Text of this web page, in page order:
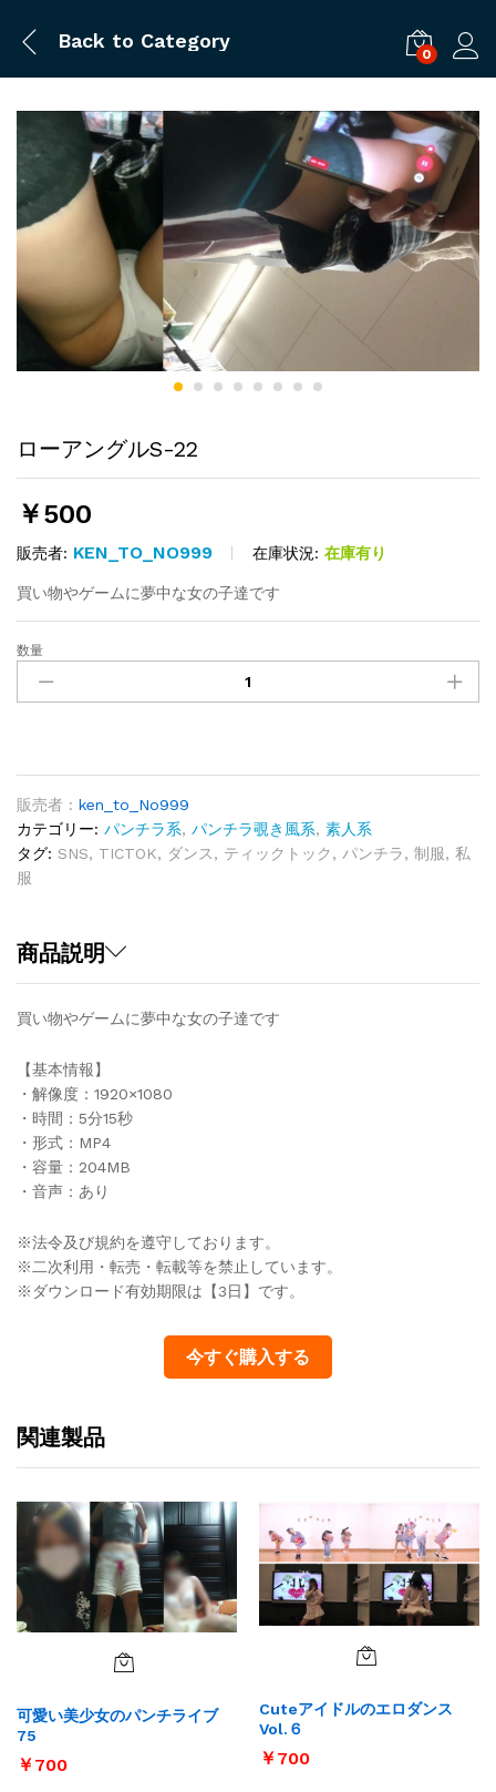
Back to Category
0
ローアングルS-22
￥500
販売者: KEN_TO_NO999 在庫状況: 在庫有り
買い物やゲームに夢中な女の子達です
ロ
ア
ル
S-
22
quantity
数量
販売者 : ken_to_No999
カテゴリー: パンチラ系, パンチラ覗き風系, 素人系
タグ: SNS, TICTOK, ダンス, ティックトック, パンチラ, 制服, 私
服
商品説明
買い物やゲームに夢中な女の子達です
【基本情報】
・解像度：1920×1080
・時間：5分15秒
・形式：MP4
・容量：204MB
・音声：あり
※法令及び規約を遵守しております。
※二次利用・転売・転載等を禁止しています。
※ダウンロード有効期限は【3日】です。
今すぐ購入する
関連製品
可愛い美少女のパンチライブ
75
￥700
Cuteアイドルのエロダンス
Vol.６
￥700